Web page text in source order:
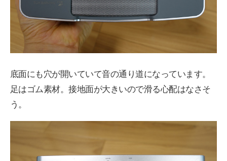
底面にも穴が開いていて音の通り道になっています。
足はゴム素材。接地面が大きいので滑る心配はなさそ
う。